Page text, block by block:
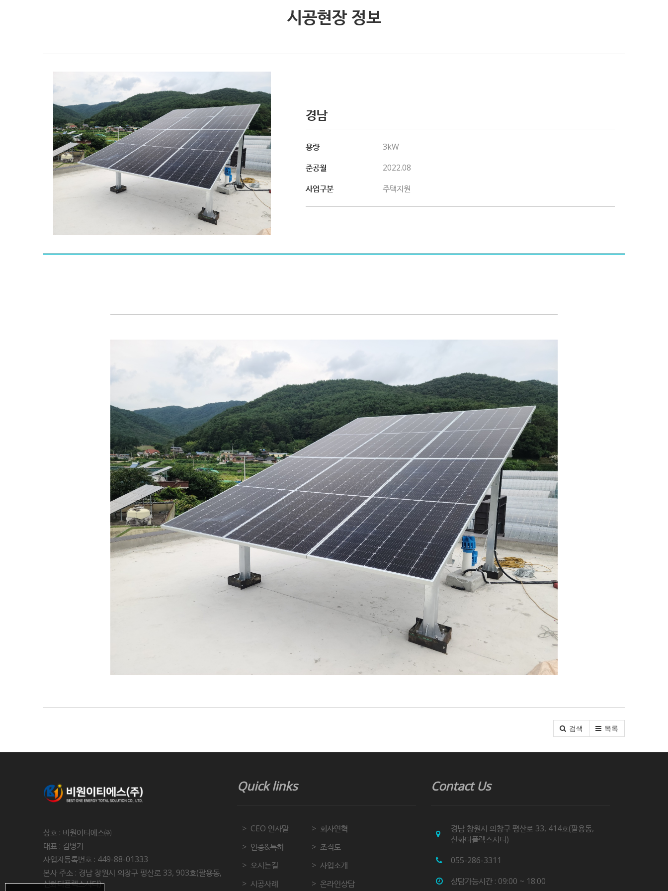
시공현장 정보
경남
용량
3kW
준공월
2022.08
사업구분
주택지원
검색 목록
상호 : 비원이티에스㈜
대표 : 김병기
사업자등록번호 : 449-88-01333
본사 주소 : 경남 창원시 의창구 평산로 33, 903호(팔용동,
신화더플렉스시티)
Quick links
CEO 인사말
회사연혁
인증&특허
조직도
오시는길
사업소개
시공사례
온라인상담
Contact Us
경남 창원시 의창구 평산로 33, 414호(팔용동,
신화더플렉스시티)
055-286-3311
상담가능시간 : 09:00 ~ 18:00